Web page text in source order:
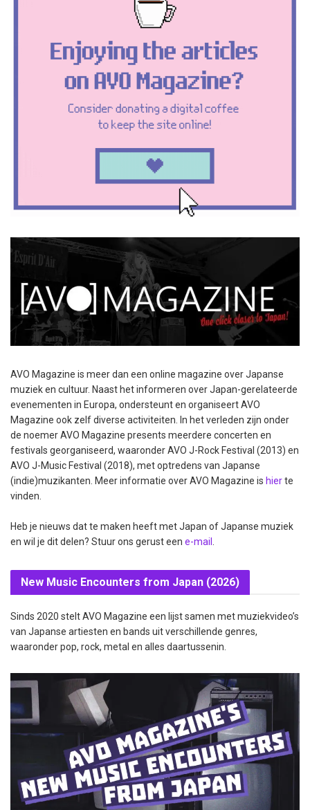
AVO Magazine is meer dan een online magazine over Japanse
muziek en cultuur. Naast het informeren over Japan-gerelateerde
evenementen in Europa, ondersteunt en organiseert AVO
Magazine ook zelf diverse activiteiten. In het verleden zijn onder
de noemer AVO Magazine presents meerdere concerten en
festivals georganiseerd, waaronder AVO J-Rock Festival (2013) en
AVO J-Music Festival (2018), met optredens van Japanse
(indie)muzikanten. Meer informatie over AVO Magazine is hierte
vinden.
Heb je nieuws dat te maken heeft met Japan of Japanse muziek
en wil je dit delen? Stuur ons gerust een e-mail
New Music Encounters from Japan (2026)
Sinds 2020 stelt AVO Magazine een lijst samen met muziekvideo’s
van Japanse artiesten en bands uit verschillende genres,
waaronder pop, rock, metal en alles daartussenin.